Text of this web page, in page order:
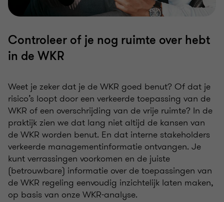
Controleer of je nog ruimte over hebt
in de WKR
Weet je zeker dat je de WKR goed benut? Of dat je
risico’s loopt door een verkeerde toepassing van de
WKR of een overschrijding van de vrije ruimte? In de
praktijk zien we dat lang niet altijd de kansen van
de WKR worden benut. En dat interne stakeholders
verkeerde managementinformatie ontvangen. Je
kunt verrassingen voorkomen en de juiste
(betrouwbare) informatie over de toepassingen van
de WKR regeling eenvoudig inzichtelijk laten maken,
op basis van onze WKR-analyse.